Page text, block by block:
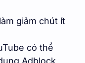
giảm chút ít
có thể
Adblock